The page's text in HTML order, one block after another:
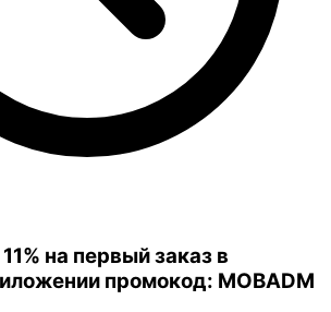
на первый заказ в
промокод: MOBADM